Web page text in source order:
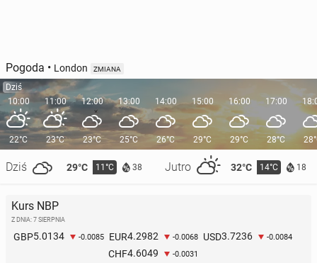
Pogoda • London ZMIANA
Dziś
10:00
22°C
Dziś 29°C 11°C 38 Jutro 32°C 14°C 18
11:00
23°C
12:00
23°C
13:00
25°C
14:00
26°C
15:00
29°C
16:00
29°C
17:00
28°C
Kurs NBP
Z DNIA: 7 SIERPNIA
GBP5.0134 -0.0085 EUR4.2982 -0.0068 USD3.7236 -0.0084
CHF4.6049 -0.0031